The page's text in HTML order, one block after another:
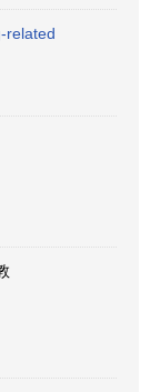
related